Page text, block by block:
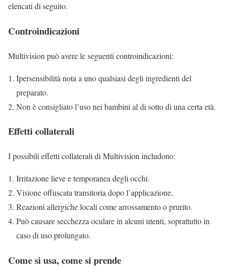
elencati di seguito.
Controindicazioni
Multivision può avere le seguenti controindicazioni:
Ipersensibilità nota a uno qualsiasi degli ingredienti del
preparato.
Non è consigliato l’uso nei bambini al di sotto di una certa età.
Effetti collaterali
I possibili effetti collaterali di Multivision includono:
Irritazione lieve e temporanea degli occhi.
Visione offuscata transitoria dopo l’applicazione.
Reazioni allergiche locali come arrossamento o prurito.
Può causare secchezza oculare in alcuni utenti, soprattutto in
caso di uso prolungato.
Come si usa, come si prende